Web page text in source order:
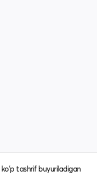
tashrif buyuriladigan